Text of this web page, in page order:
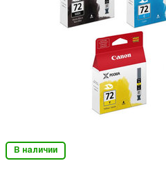
В наличии